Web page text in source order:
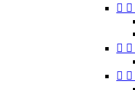
 
 
 